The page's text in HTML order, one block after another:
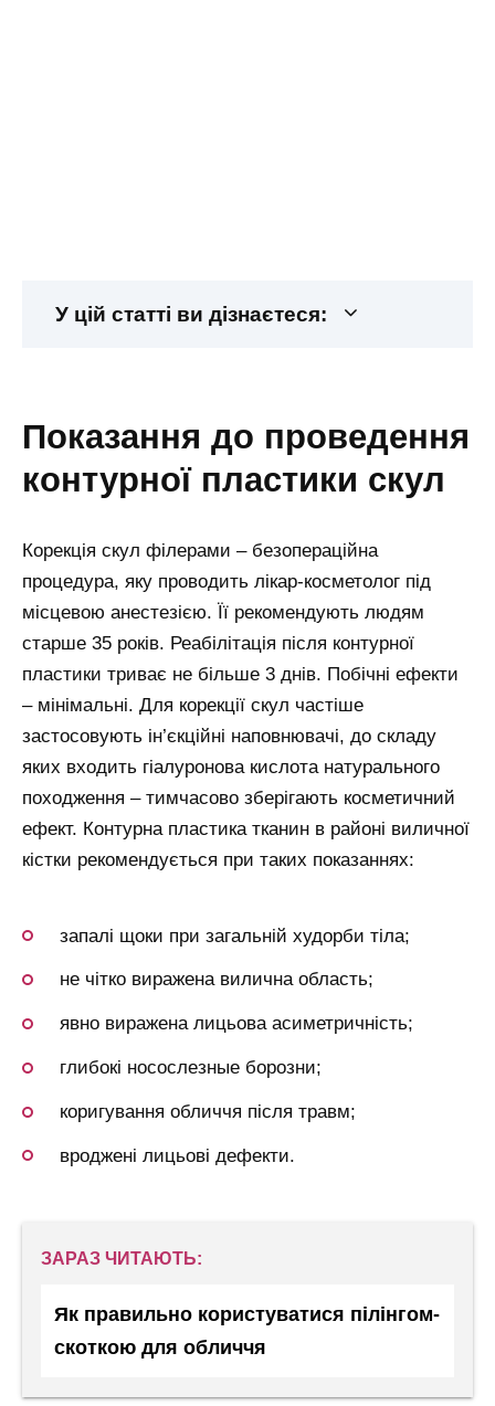
У цій статті ви дізнаєтеся:
показання до проведення
контурної пластики скул
Корекція скул філерами – безопераційна
процедура, яку проводить лікар-косметолог під
місцевою анестезією. Її рекомендують людям
старше 35 років. Реабілітація після контурної
пластики триває не більше 3 днів. Побічні ефекти
– мінімальні. Для корекції скул частіше
застосовують ін’єкційні наповнювачі, до складу
яких входить гіалуронова кислота натурального
походження – тимчасово зберігають косметичний
ефект. Контурна пластика тканин в районі виличної
кістки рекомендується при таких показаннях:
запалі щоки при загальній худорби тіла;
не чітко виражена вилична область;
явно виражена лицьова асиметричність;
глибокі носослезные борозни;
коригування обличчя після травм;
вроджені лицьові дефекти.
ЗАРАЗ ЧИТАЮТЬ:
Як правильно користуватися пілінгом-
скоткою для обличчя